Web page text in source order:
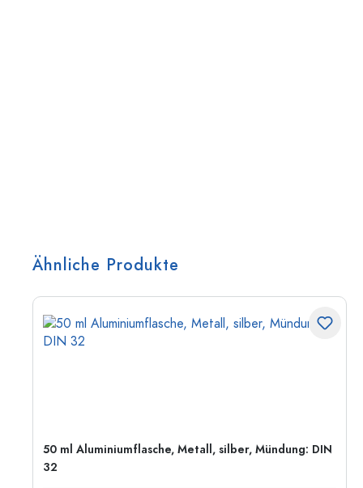
Ähnliche Produkte
50 ml Aluminiumflasche, Metall, silber, Mündung: DIN
32